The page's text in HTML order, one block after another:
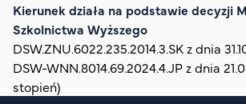
Zjazdy
Dyżury prorektorów
O rekrutacji
Kierunek działa na podstawie decyzji
Szkolnictwa Wyższego
DSW.ZNU.6022.235.2014.3.SK z dnia
DSW-WNN.8014.69.2024.4.JP z dnia
stopień)